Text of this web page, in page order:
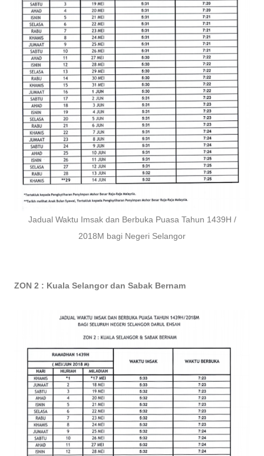
Jadual Waktu Imsak dan Berbuka Puasa Tahun 1439H /
2018M bagi Negeri Selangor
ZON 2 : Kuala Selangor dan Sabak Bernam